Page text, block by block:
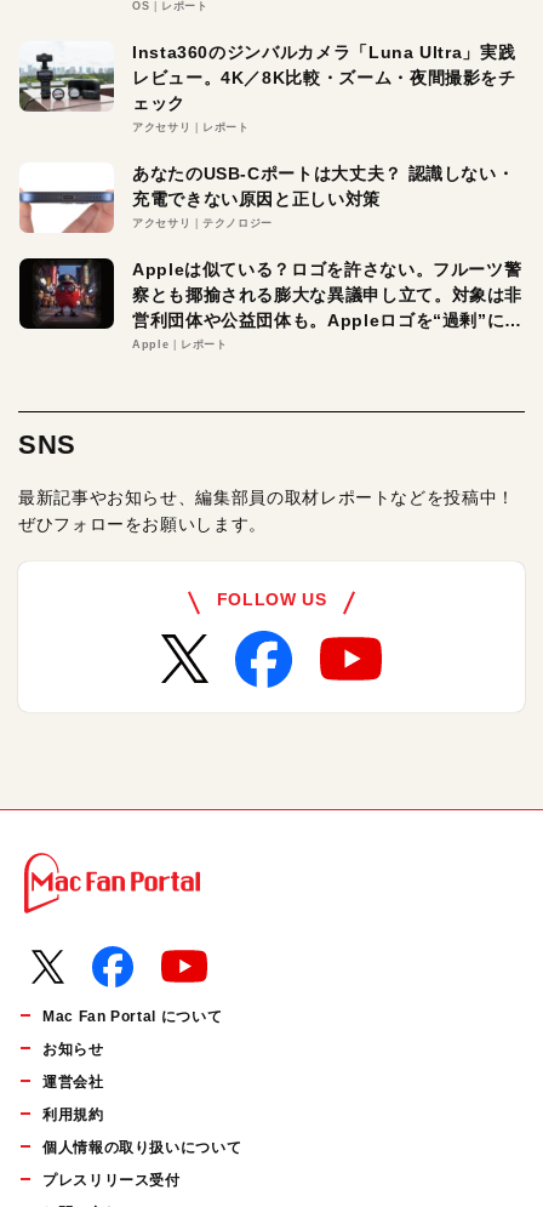
OS レポート
Insta360のジンバルカメラ「Luna Ultra」実践
レビュー。4K／8K比較・ズーム・夜間撮影をチ
ェック
アクセサリ レポート
あなたのUSB-Cポートは大丈夫？ 認識しない・
充電できない原因と正しい対策
アクセサリ テクノロジー
Appleは似ている？ロゴを許さない。フルーツ警
察とも揶揄される膨大な異議申し立て。対象は非
営利団体や公益団体も。Appleロゴを“過剰”に守
る理由とは
Apple レポート
SNS
最新記事やお知らせ、編集部員の取材レポートなどを投稿中！
ぜひフォローをお願いします。
FOLLOW US
Mac Fan Portal について
お知らせ
運営会社
利用規約
個人情報の取り扱いについて
プレスリリース受付